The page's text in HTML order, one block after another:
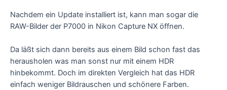
Nachdem ein Update installiert ist, kann man sogar die
RAW-Bilder der P7000 in Nikon Capture NX öffnen.
Da läßt sich dann bereits aus einem Bild schon fast das
herausholen was man sonst nur mit einem HDR
hinbekommt. Doch im direkten Vergleich hat das HDR
einfach weniger Bildrauschen und schönere Farben.